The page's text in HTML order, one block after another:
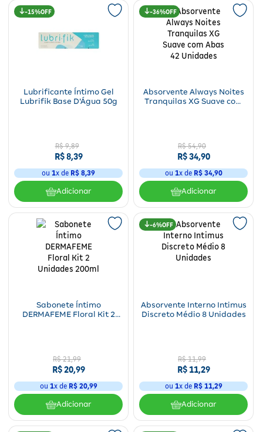
15%
Lubrificante Íntimo Gel
Lubrifik Base D'Água 50g
R$ 9,89
R$8,39
ou 1x de R$ 8,39
Adicionar
36%
Absorvente Always Noites
Tranquilas XG Suave com
R$ 54,90
R$34,90
ou 1x de R$ 34,90
Adicionar
Sabonete Íntimo
DERMAFEME Floral Kit 2
R$ 21,99
R$20,99
ou 1x de R$ 20,99
Adicionar
6%
Absorvente Interno Intimus
Discreto Médio 8 Unidades
R$ 11,99
R$11,29
ou 1x de R$ 11,29
Adicionar